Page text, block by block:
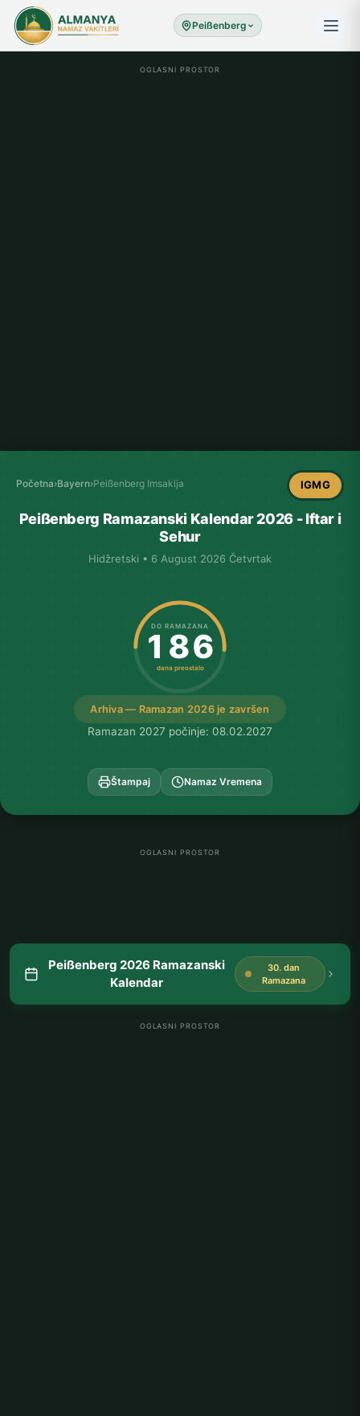
Peißenberg
OGLASNI PROSTOR
Početna›Bayern›Peißenberg Imsakija IGMG
Peißenberg Ramazanski Kalendar 2026 - Iftar i
Sehur
Hidžretski • 6 August 2026 Četvrtak
Arhiva — Ramazan 2026 je završen
DO RAMAZANA
186
dana preostalo
Ramazan 2027 počinje: 08.02.2027
Štampaj Namaz Vremena
OGLASNI PROSTOR
Peißenberg 2026 Ramazanski
Kalendar
30. dan
Ramazana
OGLASNI PROSTOR